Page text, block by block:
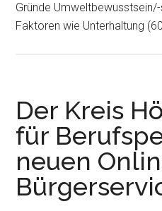
Gründe
Faktoren wie Unterhaltung
Der Kreis
für
neuen